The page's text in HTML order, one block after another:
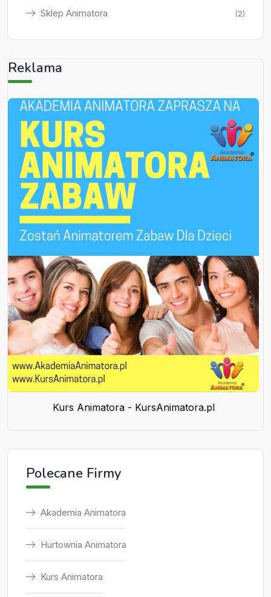
Sklep Animatora (2)
Reklama
Kurs Animatora - KursAnimatora.pl
Polecane Firmy
Akademia Animatora
Hurtownia Animatora
Kurs Animatora